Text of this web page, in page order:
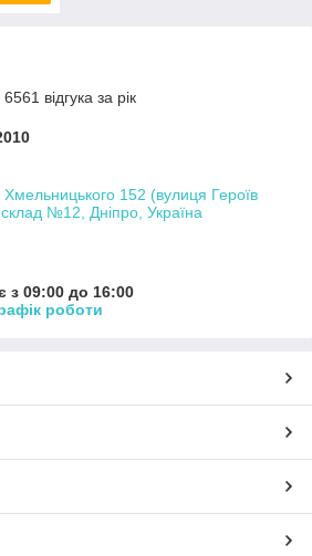
відгука за рік
Хмельницького 152 (вулиця Героїв
№12, Дніпро, Україна
з 09:00 до 16:00
роботи